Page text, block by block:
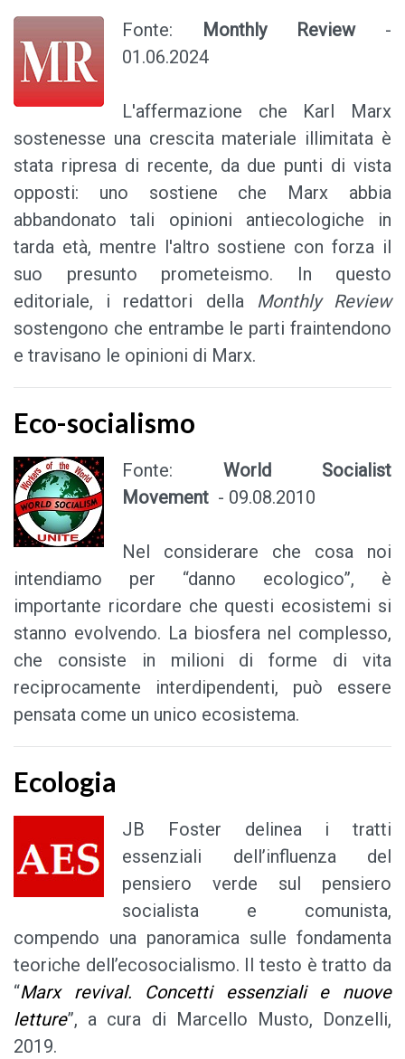
Fonte: Monthly Review-
01.06.2024
L'affermazione che Karl Marx
sostenesse una crescita materiale illimitata è
stata ripresa di recente, da due punti di vista
opposti: uno sostiene che Marx abbia
abbandonato tali opinioni antiecologiche in
tarda età, mentre l'altro sostiene con forza il
suo presunto prometeismo. In questo
editoriale, i redattori della Monthly Review
sostengono che entrambe le parti fraintendono
e travisano le opinioni di Marx.
Eco-socialismo
Fonte: World Socialist
Movement - 09.08.2010
Nel considerare che cosa noi
intendiamo per “danno ecologico”, è
importante ricordare che questi ecosistemi si
stanno evolvendo. La biosfera nel complesso,
che consiste in milioni di forme di vita
reciprocamente interdipendenti, può essere
pensata come un unico ecosistema.
Ecologia
JB Foster delinea i tratti
essenziali dell’influenza del
pensiero verde sul pensiero
socialista e comunista,
compendo una panoramica sulle fondamenta
teoriche dell’ecosocialismo. Il testo è tratto da
“Marx revival. Concetti essenziali e nuove
letture”, a cura di Marcello Musto, Donzelli,
2019.